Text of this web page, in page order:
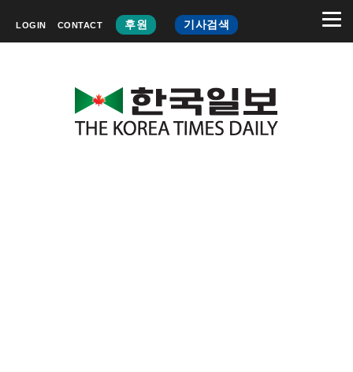
LOGIN CONTACT 후원 기사검색